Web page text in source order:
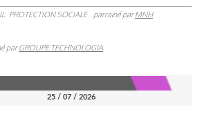
PROTECTION SOCIALE parrainé parMNH
parGROUPE TECHNOLOGIA
25 / 07 / 2026